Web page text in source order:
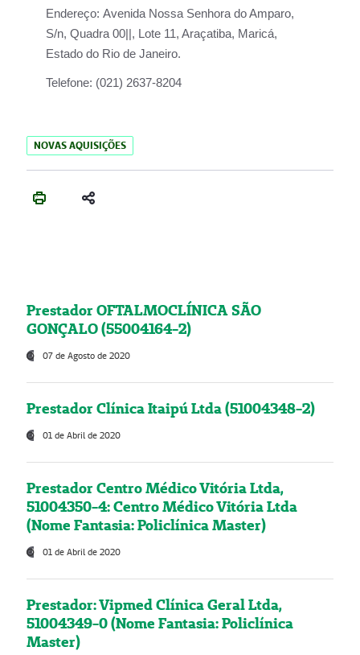
Endereço: Avenida Nossa Senhora do Amparo,
S/n, Quadra 00||, Lote 11, Araçatiba, Maricá,
Estado do Rio de Janeiro.
Telefone: (021) 2637-8204
NOVAS AQUISIÇÕES
Prestador OFTALMOCLÍNICA SÃO
GONÇALO (55004164-2)
07 de Agosto de 2020
Prestador Clínica Itaipú Ltda (51004348-2)
01 de Abril de 2020
Prestador Centro Médico Vitória Ltda,
51004350-4: Centro Médico Vitória Ltda
(Nome Fantasia: Policlínica Master)
01 de Abril de 2020
Prestador: Vipmed Clínica Geral Ltda,
51004349-0 (Nome Fantasia: Policlínica
Master)